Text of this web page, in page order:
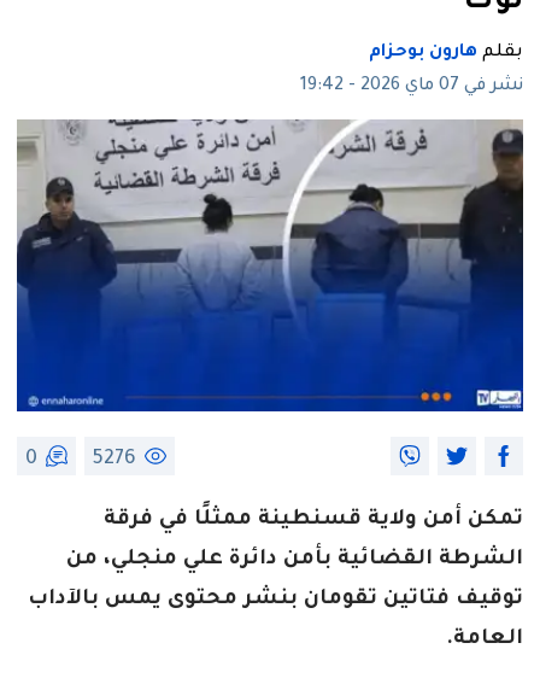
بقلم هارون بوحزام
نشر في 07 ماي 2026 - 19:42
5276
0
تمكن أمن ولاية قسنطينة ممثلًا في فرقة
الشرطة القضائية بأمن دائرة علي منجلي، من
توقيف فتاتين تقومان بنشر محتوى يمس بالآداب
العامة.